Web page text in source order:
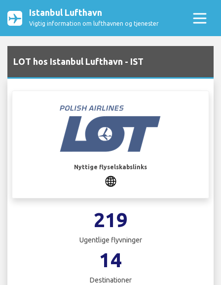
Istanbul Lufthavn
Vigtig information om lufthavnen og tjenester
LOT hos Istanbul Lufthavn - IST
Nyttige flyselskabslinks
219
Ugentlige flyvninger
14
Destinationer